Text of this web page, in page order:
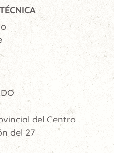
del Centro
del 27